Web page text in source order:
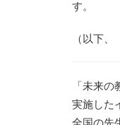
す。
（以下
「未来
実施した
全国の先